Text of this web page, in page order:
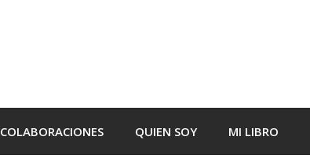
COLABORACIONES QUIEN SOY MI LIBRO